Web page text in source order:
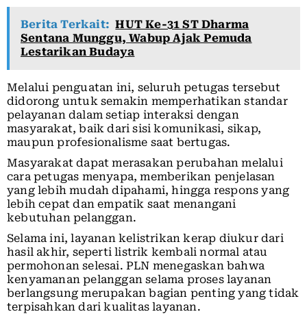
Berita Terkait: HUT Ke-31 ST Dharma
Sentana Munggu, Wabup Ajak Pemuda
Lestarikan Budaya
Melalui penguatan ini, seluruh petugas tersebut
didorong untuk semakin memperhatikan standar
pelayanan dalam setiap interaksi dengan
masyarakat, baik dari sisi komunikasi, sikap,
maupun profesionalisme saat bertugas.
Masyarakat dapat merasakan perubahan melalui
cara petugas menyapa, memberikan penjelasan
yang lebih mudah dipahami, hingga respons yang
lebih cepat dan empatik saat menangani
kebutuhan pelanggan.
Selama ini, layanan kelistrikan kerap diukur dari
hasil akhir, seperti listrik kembali normal atau
permohonan selesai. PLN menegaskan bahwa
kenyamanan pelanggan selama proses layanan
berlangsung merupakan bagian penting yang tidak
terpisahkan dari kualitas layanan.